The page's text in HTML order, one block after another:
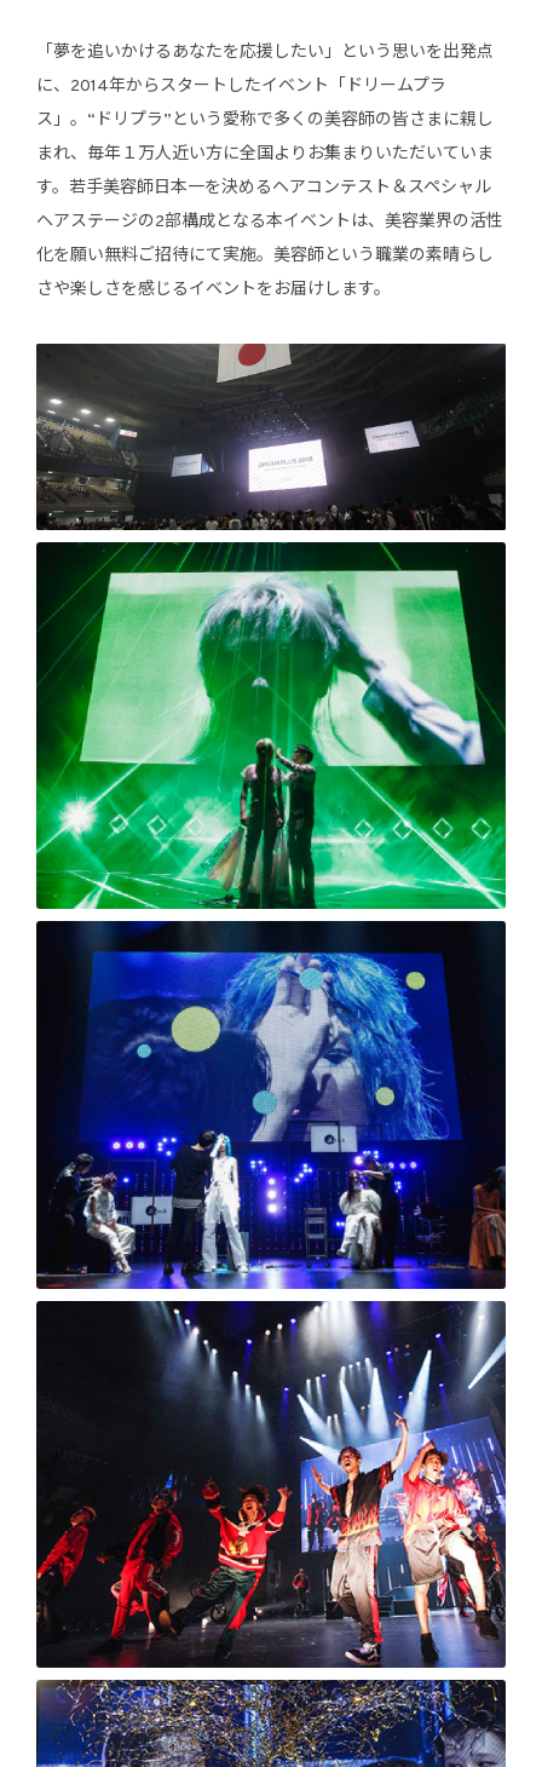
「夢を追いかけるあなたを応援したい」という思いを出発点
に、2014年からスタートしたイベント「ドリームプラ
ス」。“ドリプラ”という愛称で多くの美容師の皆さまに親し
まれ、毎年１万人近い方に全国よりお集まりいただいていま
す。若手美容師日本一を決めるヘアコンテスト＆スペシャル
ヘアステージの2部構成となる本イベントは、美容業界の活性
化を願い無料ご招待にて実施。美容師という職業の素晴らし
さや楽しさを感じるイベントをお届けします。